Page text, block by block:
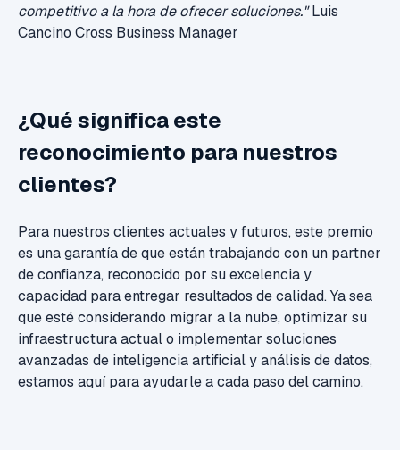
competitivo a la hora de ofrecer soluciones."Luis
Cancino Cross Business Manager
¿Qué significa este
reconocimiento para nuestros
clientes?
Para nuestros clientes actuales y futuros, este premio
es una garantía de que están trabajando con un partner
de confianza, reconocido por su excelencia y
capacidad para entregar resultados de calidad. Ya sea
que esté considerando migrar a la nube, optimizar su
infraestructura actual o implementar soluciones
avanzadas de inteligencia artificial y análisis de datos,
estamos aquí para ayudarle a cada paso del camino.